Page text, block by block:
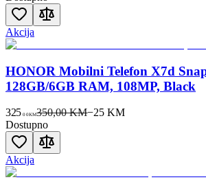
Akcija
HONOR Mobilni Telefon X7d
128GB/6GB RAM, 108MP, Black
325 00KM350,00 KM−25 KM
Dostupno
Akcija